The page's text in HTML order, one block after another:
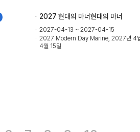
2027 현대의 마너현대의 마너
2027-04-13 ~ 2027-04-15
2027 Modern Day Marine, 2027년 4
4월 15일